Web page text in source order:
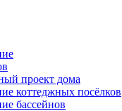
проект дома
коттеджных посёлков
бассейнов